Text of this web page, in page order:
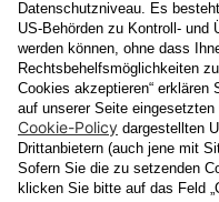
Ja , ich erlaube, dass meine
Name undE-Mail-Adresse
Mail, die Informationen
Veranstaltungsprogramm
enthalten, von der "CCB"
Betriebsgesellschaft m.b.H.
Die Verarbeitung meiner
Datenschutzerklärung der